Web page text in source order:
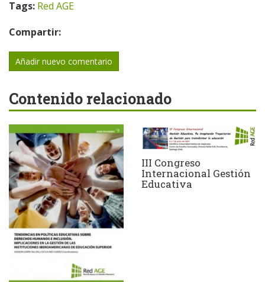
Tags: Red AGE
Compartir:
Añadir nuevo comentario
Contenido relacionado
III Congreso
Internacional Gestión
Educativa